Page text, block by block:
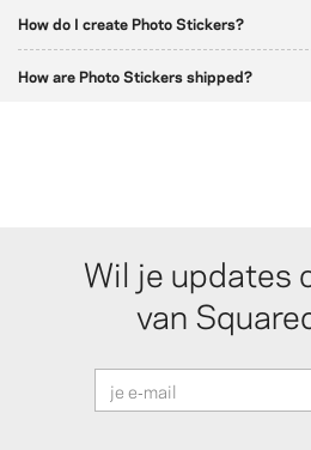
How do I create Photo Stickers?
How are Photo Stickers shipped?
Wil je updates
van